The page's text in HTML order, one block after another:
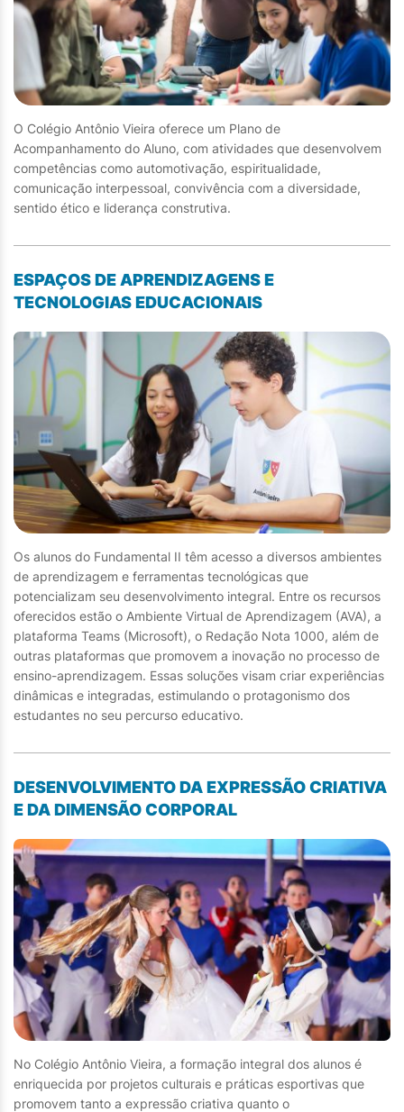
O Colégio Antônio Vieira oferece um Plano de
Acompanhamento do Aluno, com atividades que desenvolvem
competências como automotivação, espiritualidade,
comunicação interpessoal, convivência com a diversidade,
sentido ético e liderança construtiva.
ESPAÇOS DE APRENDIZAGENS E
TECNOLOGIAS EDUCACIONAIS
Os alunos do Fundamental II têm acesso a diversos ambientes
de aprendizagem e ferramentas tecnológicas que
potencializam seu desenvolvimento integral. Entre os recursos
oferecidos estão o Ambiente Virtual de Aprendizagem (AVA), a
plataforma Teams (Microsoft), o Redação Nota 1000, além de
outras plataformas que promovem a inovação no processo de
ensino-aprendizagem. Essas soluções visam criar experiências
dinâmicas e integradas, estimulando o protagonismo dos
estudantes no seu percurso educativo.
DESENVOLVIMENTO DA EXPRESSÃO CRIATIVA
E DA DIMENSÃO CORPORAL
No Colégio Antônio Vieira, a formação integral dos alunos é
enriquecida por projetos culturais e práticas esportivas que
promovem tanto a expressão criativa quanto o